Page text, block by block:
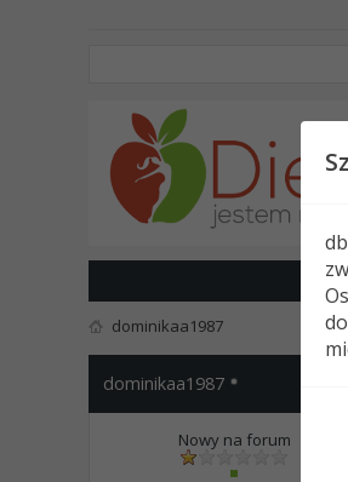
dominikaa1987
dominikaa1987
Nowy na forum